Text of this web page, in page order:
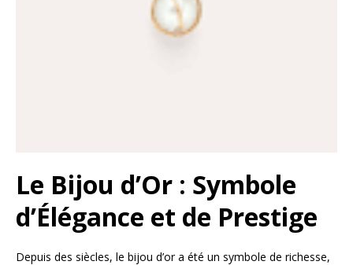
Le Bijou d’Or : Symbole
d’Élégance et de Prestige
Depuis des siècles, le bijou d’or a été un symbole de richesse,